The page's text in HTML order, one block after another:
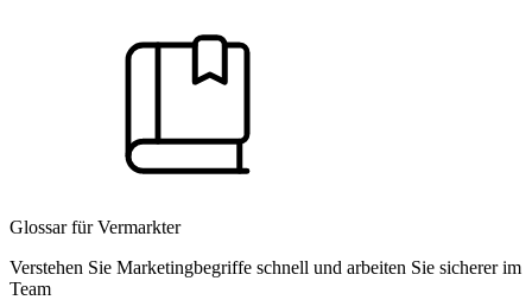
Glossar für Vermarkter
Verstehen Sie Marketingbegriffe schnell und arbeiten Sie sicherer im
Team